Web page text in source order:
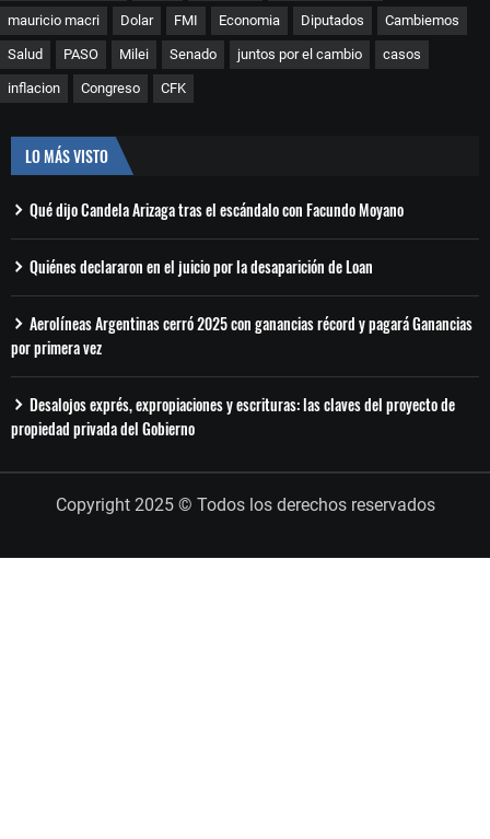
mauricio macri Dolar FMI Economia Diputados Cambiemos
Salud PASO Milei Senado juntos por el cambio casos
inflacion Congreso CFK
LO MÁS VISTO
Qué dijo Candela Arizaga tras el escándalo con Facundo Moyano
Quiénes declararon en el juicio por la desaparición de Loan
Aerolíneas Argentinas cerró 2025 con ganancias récord y pagará Ganancias
por primera vez
Desalojos exprés, expropiaciones y escrituras: las claves del proyecto de
propiedad privada del Gobierno
Copyright 2025 © Todos los derechos reservados